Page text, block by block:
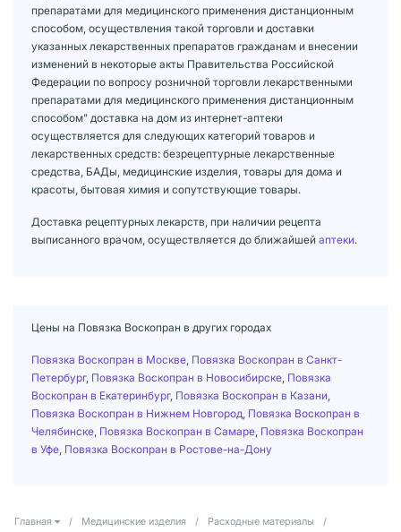
препаратами для медицинского применения дистанционным
способом, осуществления такой торговли и доставки
указанных лекарственных препаратов гражданам и внесении
изменений в некоторые акты Правительства Российской
Федерации по вопросу розничной торговли лекарственными
препаратами для медицинского применения дистанционным
способом" доставка на дом из интернет-аптеки
осуществляется для следующих категорий товаров и
лекарственных средств: безрецептурные лекарственные
средства, БАДы, медицинские изделия, товары для дома и
красоты, бытовая химия и сопутствующие товары.
Доставка рецептурных лекарств, при наличии рецепта
выписанного врачом, осуществляется до ближайшей аптеки.
Цены на Повязка Воскопран в других городах
Повязка Воскопран в Москве Повязка Воскопран в Санкт-
Петербург, Повязка Воскопран в Новосибирске Повязка
Воскопран в Екатеринбург, Повязка Воскопран в Казани
Повязка Воскопран в Нижнем Новгород Повязка Воскопран в
Челябинске Повязка Воскопран в Самаре Повязка Воскопран
в Уфе Повязка Воскопран в Ростове-на-Дону
Главная / Медицинские изделия / Расходные материалы
/